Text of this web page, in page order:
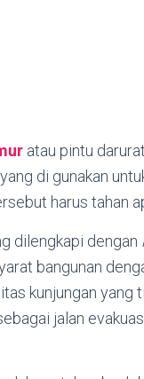
atau pintu
di gunakan
harus tahan
dilengkapi dengan
bangunan
kunjungan yang
jalan